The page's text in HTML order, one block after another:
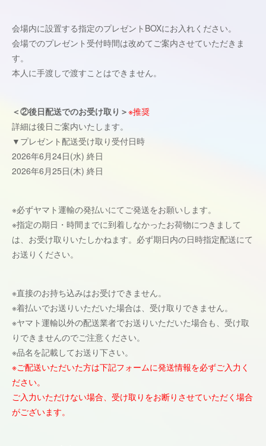
会場内に設置する指定のプレゼントBOXにお入れください。
会場でのプレゼント受付時間は改めてご案内させていただきま
す。
本人に手渡しで渡すことはできません。
＜②後日配送でのお受け取り＞※推奨
詳細は後日ご案内いたします。
▼プレゼント配送受け取り受付日時
2026年6月24日(水) 終日
2026年6月25日(木) 終日
※必ずヤマト運輸の発払いにてご発送をお願いします。
※指定の期日・時間までに到着しなかったお荷物につきまして
は、お受け取りいたしかねます。必ず期日内の日時指定配送にて
お送りください。
※直接のお持ち込みはお受けできません。
※着払いでお送りいただいた場合は、受け取りできません。
※ヤマト運輸以外の配送業者でお送りいただいた場合も、受け取
りできませんのでご注意ください。
※品名を記載してお送り下さい。
※ご配送いただいた方は下記フォームに発送情報を必ずご入力く
ださい。
ご入力いただけない場合、受け取りをお断りさせていただく場合
がございます。